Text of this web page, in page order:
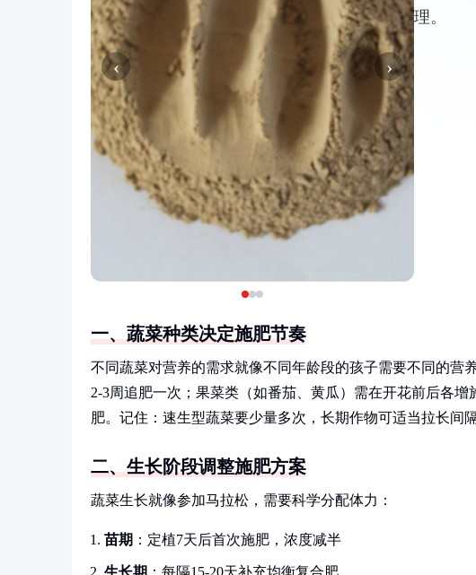
‹ ›
理。
一、蔬菜种类决定施肥节奏
不同蔬菜对营养的需求就像不同年龄段的孩子需要不同的营
2-3周追肥一次；果菜类（如番茄、黄瓜）需在开花前后各
肥。记住：速生型蔬菜要少量多次，长期作物可适当拉长间隔
二、生长阶段调整施肥方案
蔬菜生长就像参加马拉松，需要科学分配体力：
苗期 ：定植7天后首次施肥，浓度减半
生长期 ：每隔15-20天补充均衡复合肥